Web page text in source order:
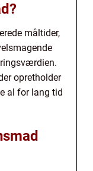
måltider,
opretholder
al for lang tid